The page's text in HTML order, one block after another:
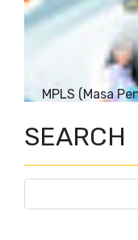
MPLS (Masa
SEARCH